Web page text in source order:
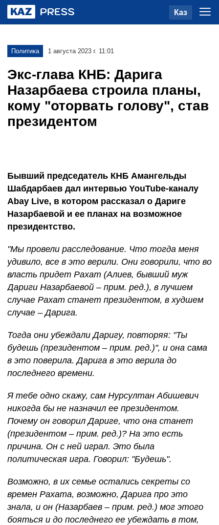
Каз
Политика 1 августа 2023 г. 11:01
Экс-глава КНБ: Дарига
Назарбаева строила планы,
кому "оторвать голову", став
президентом
Бывший председатель КНБ Амангельды
Шабдарбаев дал интервью YouTube-каналу
Abay Live, в котором рассказал о Дариге
Назарбаевой и ее планах на возможное
президентство.
"Мы провели расследование. Что тогда меня
удивило, все в это верили. Они говорили, что во
власть придет Рахат (Алиев, бывший муж
Дариги Назарбаевой – прим. ред.), в лучшем
случае Рахат станет президентом, в худшем
случае – Дарига.
Тогда они убеждали Даригу, повторяя: "Ты
будешь (президентом – прим. ред.)", и она сама
в это поверила. Дарига в это верила до
последнего времени.
Я тебе одно скажу, сам Нурсултан Абишевич
никогда бы не назначил ее президентом.
Почему он говорил Дариге, что она станет
(президентом – прим. ред.)? На это есть
причина. Он с ней играл. Это была
политическая игра. Говорил: "Будешь".
Возможно, в их семье остались секреты со
времен Рахата, возможно, Дарига про это
знала, и он (Назарбаев – прим. ред.) мог этого
бояться и до последнего ее убеждать в том,